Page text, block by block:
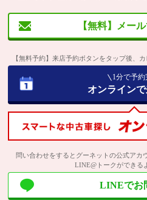
【無料】メー
【無料予約】来店予約ボタンをタップ後、
1分で予約
オンライン
問い合わせをするとグーネットの公式アカ
LINE@トークができる
LINEでお